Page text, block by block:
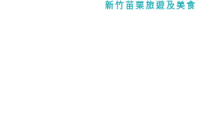
新竹苗栗旅遊及美食